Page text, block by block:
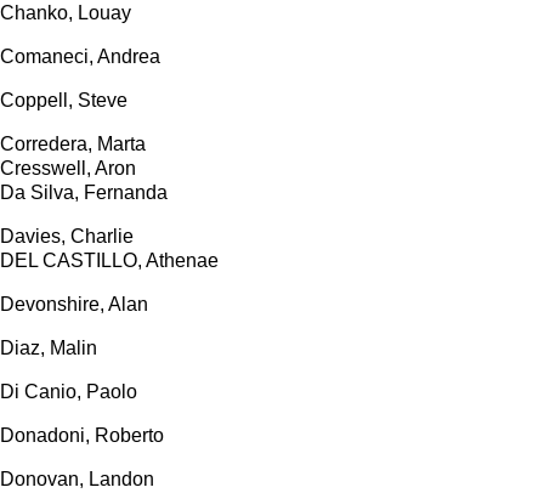
Chanko, Louay
Comaneci, Andrea
Coppell, Steve
Corredera, Marta
Cresswell, Aron
Da Silva, Fernanda
Davies, Charlie
DEL CASTILLO, Athenae
Devonshire, Alan
Diaz, Malin
Di Canio, Paolo
Donadoni, Roberto
Donovan, Landon